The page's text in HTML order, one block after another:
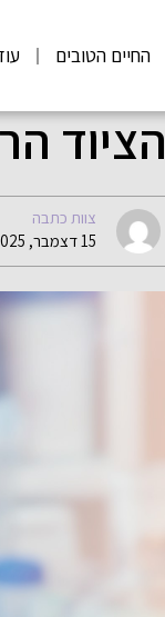
החיים הטובים
הציוד
צוות כתבה
15 דצמבר, 2025 06:57